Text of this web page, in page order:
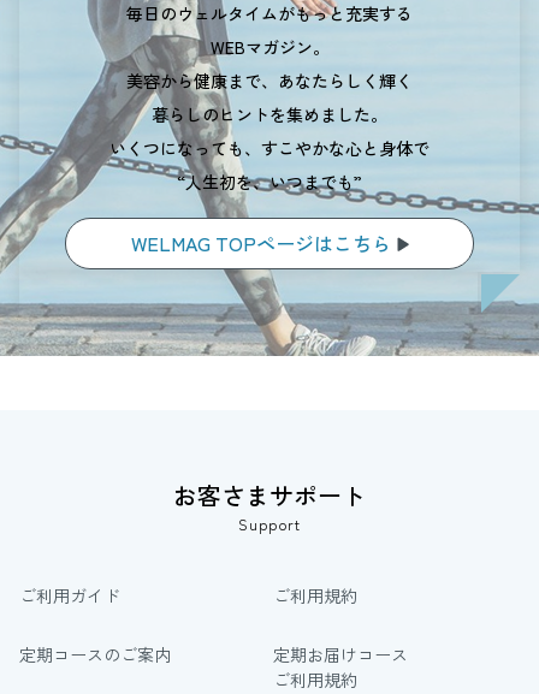
毎日のウェルタイムがもっと充実する
WEBマガジン。
美容から健康まで、あなたらしく輝く
暮らしのヒントを集めました。
いくつになっても、すこやかな心と身体で
“人生初を、いつまでも”
WELMAG TOPページはこちら
お客さまサポート
Support
ご利用ガイド ご利用規約
定期コースのご案内
定期お届けコース
ご利用規約